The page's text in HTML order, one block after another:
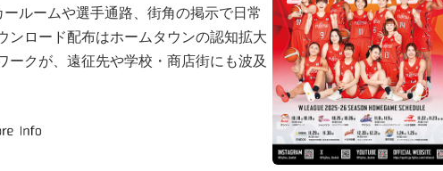
ルームや選手通路、街角の掲示で日常
ンロード配布はホームタウンの認知拡大
ークが、遠征先や学校・商店街にも波及